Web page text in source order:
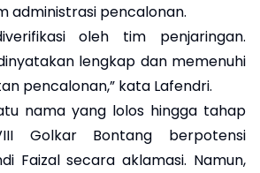
administrasi pencalonan.
oleh tim penjaringan.
lengkap dan memenuhi
pencalonan,” kata Lafendri.
nama yang lolos hingga tahap
Golkar Bontang berpotensi
Faizal secara aklamasi. Namun,